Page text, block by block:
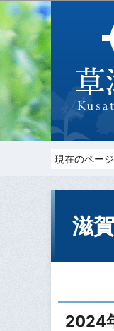
現在のページ
滋
2024